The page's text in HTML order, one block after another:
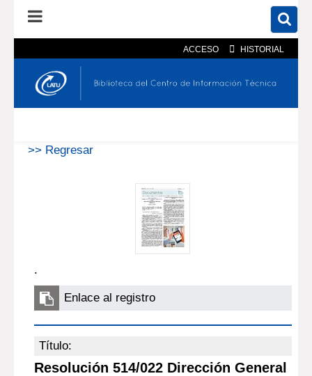
ACCESO HISTORIAL
En el catálogo En el sitio
>> Regresar
.
Enlace al registro
Título:
Resolución 514/022 Dirección General